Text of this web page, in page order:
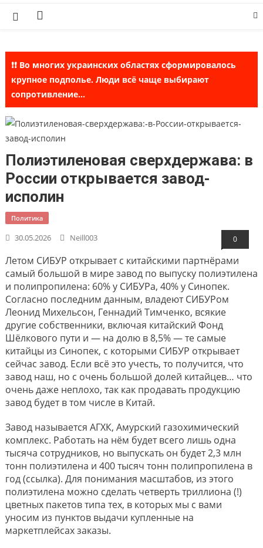
❗❗ Во многих украинских областях сформировалось
крупное подполье. Люди всё чаще выбирают
сопротивление...
Полиэтиленовая сверхдержава: в
России открывается завод-
исполин
Политика
30.05.2026 Neill003 0
Летом СИБУР открывает с китайскими партнёрами
самый большой в мире завод по выпуску полиэтилена
и полипропилена: 60% у СИБУРа, 40% у Синопек.
Согласно последним данным, владеют СИБУРом
Леонид Михельсон, Геннадий Тимченко, всякие
другие собственники, включая китайский Фонд
Шёлкового пути и — на долю в 8,5% — те самые
китайцы из Синопек, с которыми СИБУР открывает
сейчас завод. Если всё это учесть, то получится, что
завод наш, но с очень большой долей китайцев… что
очень даже неплохо, так как продавать продукцию
завод будет в том числе в Китай.
Завод называется АГХК, Амурский газохимический
комплекс. Работать на нём будет всего лишь одна
тысяча сотрудников, но выпускать он будет 2,3 млн
тонн полиэтилена и 400 тысяч тонн полипропилена в
год (ссылка). Для понимания масштабов, из этого
полиэтилена можно сделать четверть триллиона (!)
цветных пакетов типа тех, в которых мы с вами
уносим из пунктов выдачи купленные на
маркетплейсах заказы.